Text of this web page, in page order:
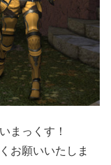
まっくす！
お願いいたしま